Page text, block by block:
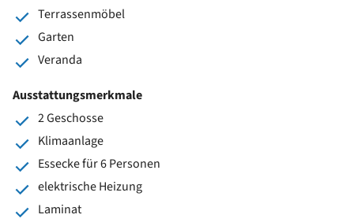
Terrassenmöbel
Garten
Veranda
Ausstattungsmerkmale
2 Geschosse
Klimaanlage
Essecke für 6 Personen
elektrische Heizung
Laminat